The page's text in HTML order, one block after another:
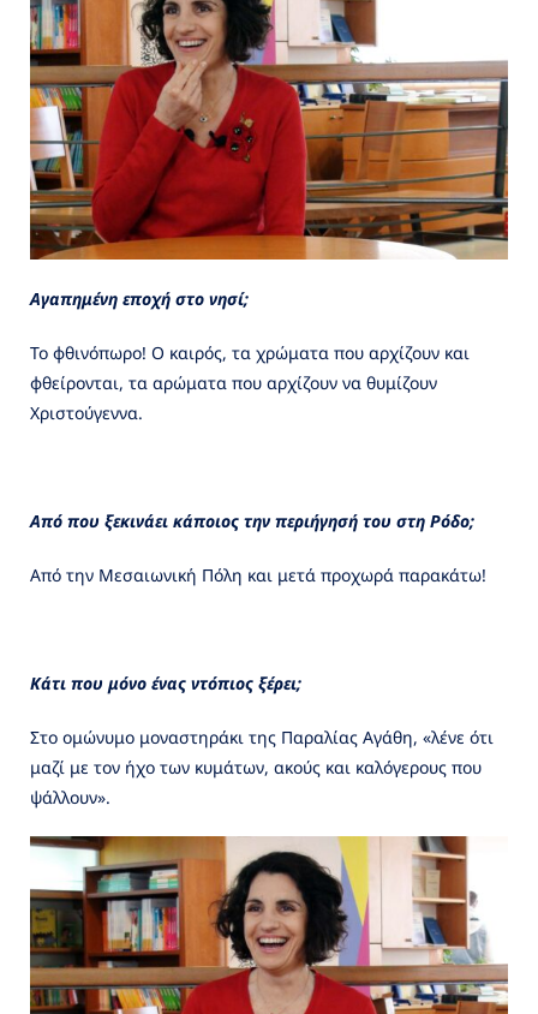
Αγαπημένη εποχή στο νησί;
Το φθινόπωρο! Ο καιρός, τα χρώματα που αρχίζουν και
φθείρονται, τα αρώματα που αρχίζουν να θυμίζουν
Χριστούγεννα.
Από που ξεκινάει κάποιος την περιήγησή του στη Ρόδο;
Από την Μεσαιωνική Πόλη και μετά προχωρά παρακάτω!
Κάτι που μόνο ένας ντόπιος ξέρει;
Στο ομώνυμο μοναστηράκι της Παραλίας Αγάθη, «λένε ότι
μαζί με τον ήχο των κυμάτων, ακούς και καλόγερους που
ψάλλουν».